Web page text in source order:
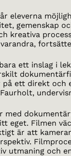
eleverna
gemenskap
kreativa
ett inslag i
ett direkt och
med
eget. Filmen
är att
utmaning och